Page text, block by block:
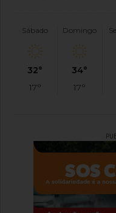
Sábado
32°
17°
Domingo
34°
17°